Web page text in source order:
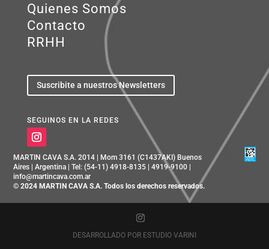
Quienes Somos
Contacto
RRHH
Suscribite a nuestros Newsletters
SEGUINOS EN LA REDES
MARTIN CAVA S.A. 2014 | Mom 3161 (C1437AKI) Buenos
Aires | Argentina | Tel: (54-11) 4918-8135 | 4919-9100 |
info@martincava.com.ar
© 2024 MARTIN CAVA S.A. Todos los derechos reservados.
DESARROLLADO POR ESTUDIO VARINI